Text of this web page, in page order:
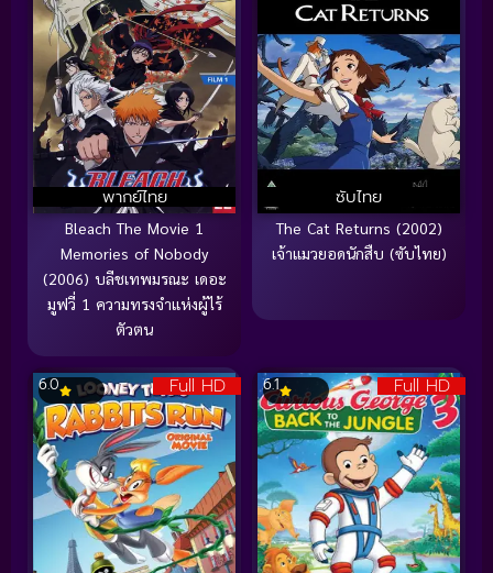
พากย์ไทย
Bleach The Movie 1
Memories of Nobody
(2006) บลีชเทพมรณะ เดอะ
มูฟวี่ 1 ความทรงจำแห่งผู้ไร้
ตัวตน
ซับไทย
The Cat Returns (2002)
เจ้าแมวยอดนักสืบ (ซับไทย)
Full HD
6.0 Full HD
6.1